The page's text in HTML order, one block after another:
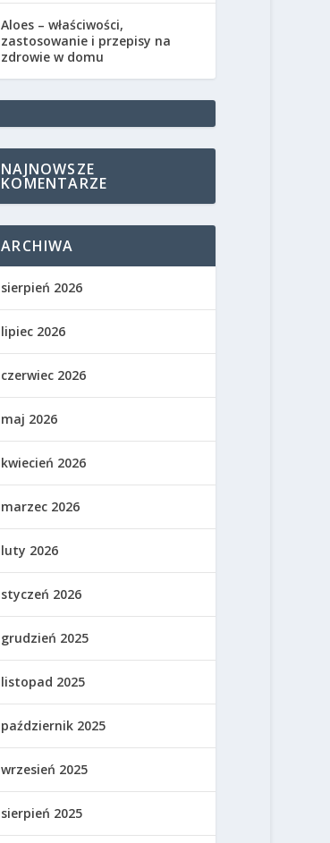
Aloes – właściwości,
zastosowanie i przepisy na
zdrowie w domu
NAJNOWSZE
KOMENTARZE
ARCHIWA
sierpień 2026
lipiec 2026
czerwiec 2026
maj 2026
kwiecień 2026
marzec 2026
luty 2026
styczeń 2026
grudzień 2025
listopad 2025
październik 2025
wrzesień 2025
sierpień 2025